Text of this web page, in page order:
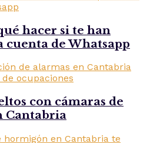
hacer si te han
cuenta de Whatsapp
con cámaras de
Cantabria